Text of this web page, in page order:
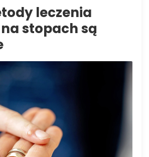
leczenia
stopach są